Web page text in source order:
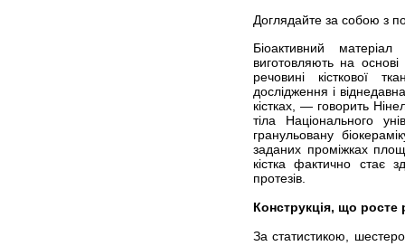
Доглядайте за собою з
Біоактивний
виготовляють на
речовині кісткової
дослідження і
кістках, — говорить
тіла Національного
гранульовану
заданих проміжках
кістка фактично стає
протезів.
Конструкція, що росте
За статистикою, шестеро